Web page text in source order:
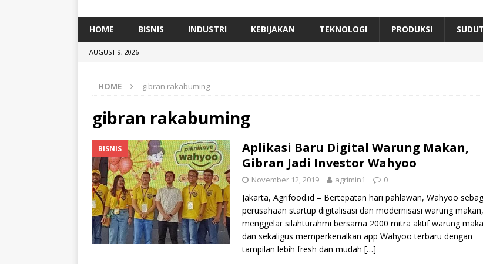
[ July 11, 2026 ] Dari Limbah ke Pakan Lele, Ini Inovasi Mikroalga Prof Astri Rinanti dari Universitas Trisakti
HOME BISNIS INDUSTRI KEBIJAKAN TEKNOLOGI PRODUKSI
AUGUST 9, 2026
HOME gibran rakabuming
gibran rakabuming
BISNIS
Aplikasi Baru Digital Warung Makan,
Gibran Jadi Investor Wahyoo
November 12, 2019 agrimin1 0
Jakarta, Agrifood.id – Bertepatan hari pahlawan, Wahyoo
perusahaan startup digitalisasi dan modernisasi warung makan,
menggelar silahturahmi bersama 2000 mitra aktif warung
dan sekaligus memperkenalkan app Wahyoo terbaru dengan
tampilan lebih fresh dan mudah […]